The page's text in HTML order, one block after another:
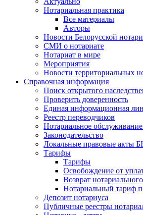
Нотариальная практика
Все материалы
Авторы
Новости Белорусской
СМИ о нотариате
Нотариат в мире
Мероприятия
Новости территориальных
Справочная информация
Поиск открытого
Проверить доверенность
Единая информационная
Реестр переводчиков
Нотариальное обслуживание
Законодательство
Локальные правовые акты
Тарифы
Тарифы
Освобождение от
Возврат
Нотариальный тариф
Депозит нотариуса
Публичные реестры